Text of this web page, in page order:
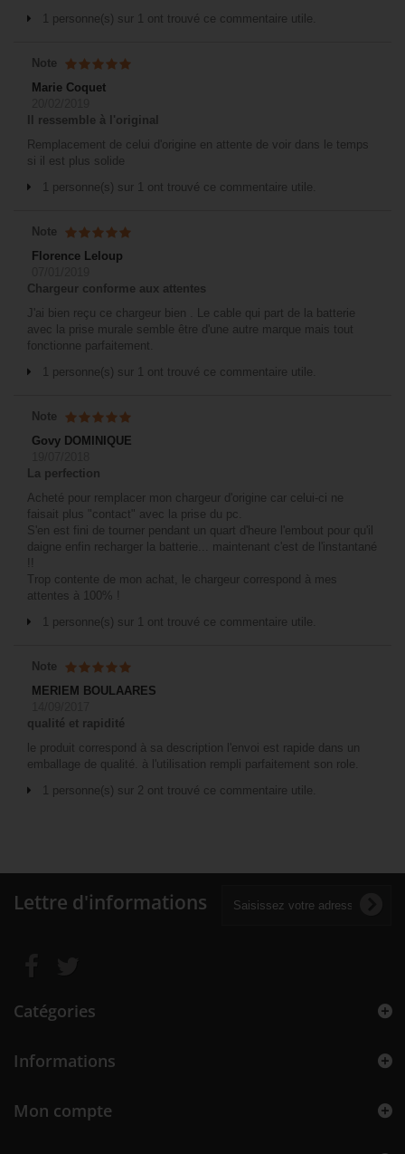
1 personne(s) sur 1 ont trouvé ce commentaire utile.
Note
Marie Coquet
Il ressemble à l'original
Remplacement de celui d'origine en attente de voir dans le temps
si il est plus solide
1 personne(s) sur 1 ont trouvé ce commentaire utile.
Note
Florence Leloup
Chargeur conforme aux attentes
J'ai bien reçu ce chargeur bien . Le cable qui part de la batterie
avec la prise murale semble être d'une autre marque mais tout
fonctionne parfaitement.
1 personne(s) sur 1 ont trouvé ce commentaire utile.
Note
Govy DOMINIQUE
La perfection
Acheté pour remplacer mon chargeur d'origine car celui-ci ne
faisait plus "contact" avec la prise du pc.
S'en est fini de tourner pendant un quart d'heure l'embout pour qu'il
daigne enfin recharger la batterie... maintenant c'est de l'instantané
Trop contente de mon achat, le chargeur correspond à mes
attentes à 100% !
1 personne(s) sur 1 ont trouvé ce commentaire utile.
Note
MERIEM BOULAARES
qualité et rapidité
le produit correspond à sa description l'envoi est rapide dans un
emballage de qualité. à l'utilisation rempli parfaitement son role.
1 personne(s) sur 2 ont trouvé ce commentaire utile.
Lettre d'informations
Catégories
Informations
Mon compte